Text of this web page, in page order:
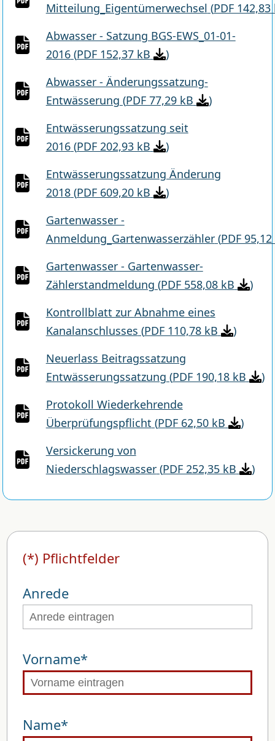
Mitteilung_Eigentümerwechsel (PDF 142,83
Abwasser - Satzung BGS-EWS_01-01-
2016(PDF 152,37 kB
)
Abwasser - Änderungssatzung-
Entwässerung (PDF 77,29 kB
)
Entwässerungssatzung seit
2016(PDF 202,93 kB
)
Entwässerungssatzung Änderung
2018(PDF 609,20 kB
)
Gartenwasser -
Anmeldung_Gartenwasserzähler(PDF
Gartenwasser - Gartenwasser-
Zählerstandmeldung (PDF 558,08 kB
)
Kontrollblatt zur Abnahme eines
Kanalanschlusses (PDF 110,78 kB
)
Neuerlass Beitragssatzung
Entwässerungssatzung (PDF 190,18 kB
)
Protokoll Wiederkehrende
Überprüfungspflicht (PDF 62,50 kB
)
Versickerung von
Niederschlagswasser(PDF 252,35 kB )
(*) Pflichtfelder
Anrede
Vorname*
Name*